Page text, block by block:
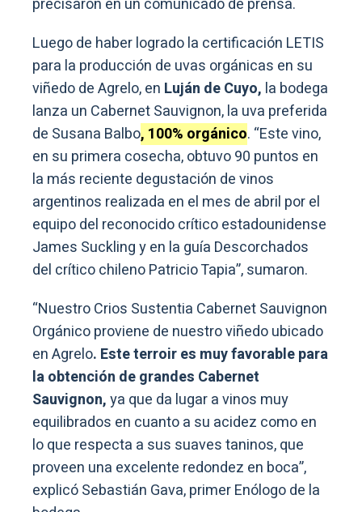
Luego de haber logrado la certificación LETIS
para la producción de uvas orgánicas en su
viñedo de Agrelo, en Luján de Cuyo, la bodega
lanza un Cabernet Sauvignon, la uva preferida
de Susana Balbo, 100% orgánico. “Este vino,
en su primera cosecha, obtuvo 90 puntos en
la más reciente degustación de vinos
argentinos realizada en el mes de abril por el
equipo del reconocido crítico estadounidense
James Suckling y en la guía Descorchados
del crítico chileno Patricio Tapia”, sumaron.
“Nuestro Crios Sustentia Cabernet Sauvignon
Orgánico proviene de nuestro viñedo ubicado
en Agrelo. Este terroir es muy favorable para
la obtención de grandes Cabernet
Sauvignon,ya que da lugar a vinos muy
equilibrados en cuanto a su acidez como en
lo que respecta a sus suaves taninos, que
proveen una excelente redondez en boca”,
explicó Sebastián Gava, primer Enólogo de la